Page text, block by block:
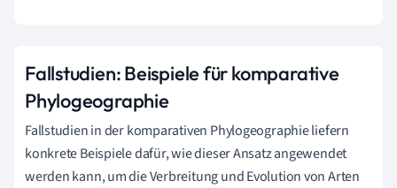
Fallstudien: Beispiele für komparative
Phylogeographie
Fallstudien in der komparativen Phylogeographie liefern
konkrete Beispiele dafür, wie dieser Ansatz angewendet
werden kann, um die Verbreitung und Evolution von Arten